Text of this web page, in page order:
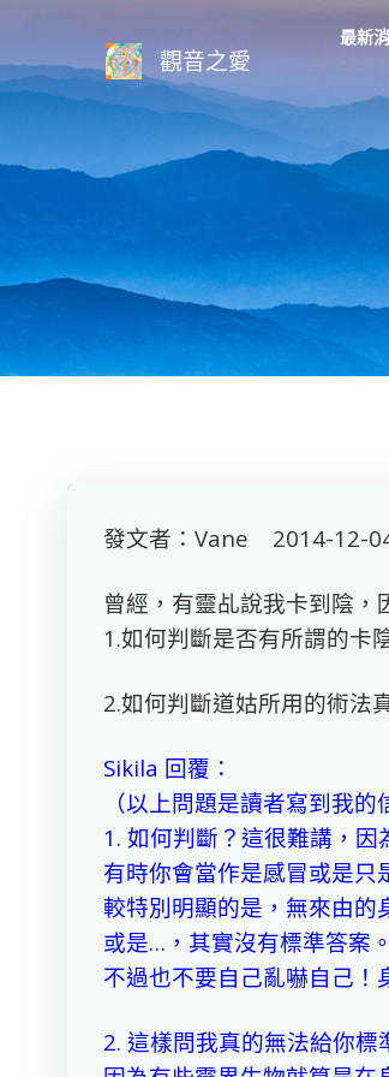
content
觀音之愛
最新
發文者：Vane 2014-12-
曾經，有靈乩說我卡到陰
1.如何判斷是否有所謂的卡
2.如何判斷道姑所用的術法
Sikila 回覆：
（以上問題是讀者寫到我的
1. 如何判斷？這很難講，
有時你會當作是感冒或是只
較特別明顯的是，無來由的
或是…，其實沒有標準答案。
不過也不要自己亂嚇自己！
2. 這樣問我真的無法給你標